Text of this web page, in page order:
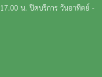
น. ปิดบริการ วันอาทิตย์ -